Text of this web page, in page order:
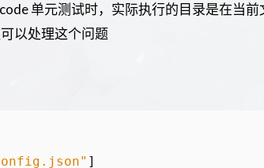
单元测试时，实际执行的目录是在当
以处理这个问题
]